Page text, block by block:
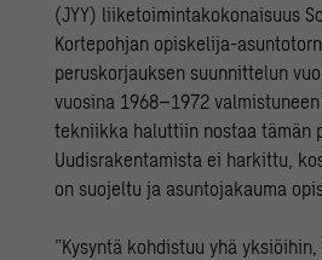
(JYY) liiketoimintakokonaisuus
Kortepohjan opiskelija-
peruskorjauksen suunnittelun
vuosina 1968–1972
tekniikka haluttiin nostaa tämän
Uudisrakentamista ei harkittu,
on suojeltu ja asuntojakauma
”Kysyntä kohdistuu yhä